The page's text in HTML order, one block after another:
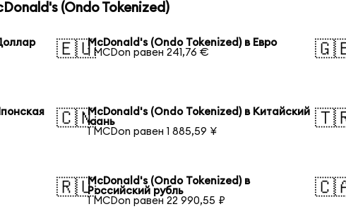
(Ondo Tokenized)
🇪🇺McDonald's (Ondo Tokenized) в Евро
1 MCDon равен 241,76 €
🇨🇳McDonald's (Ondo Tokenized) в Китайский
юань
1 MCDon равен 1 885,59 ¥
🇷🇺McDonald's (Ondo Tokenized) в
Российский рубль
1 MCDon равен 22 990,55 ₽